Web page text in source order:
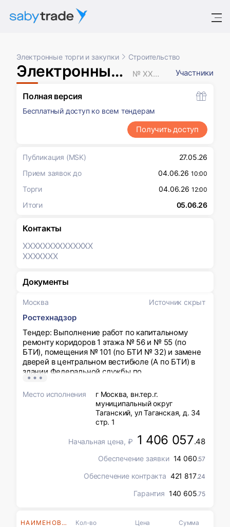
Электронные торги и закупки Строительство
Электронный аукцион № XXXXXXX Участники
Москва Источник скрыт
Ростехнадзор
Тендер: Выполнение работ по капитальному
ремонту коридоров 1 этажа № 56 и № 55 (по
БТИ), помещения № 101 (по БТИ № З2) и замене
дверей в центральном вестибюле (А по БТИ) в
здании Федеральной службы по
экологическому, технологическому и атомному
надзору
Место исполнения
г Москва, вн.тер.г.
муниципальный округ
Таганский, ул Таганская, д. 34
стр. 1
Начальная цена, ₽ 1 406 057.48
Обеспечение заявки 14 060.57
Обеспечение контракта 421 817.24
Гарантия 140 605.75
НАИМЕНОВАНИЯ Кол-во Цена Сумма
Полная версия
Бесплатный доступ ко всем тендерам
Получить доступ
Публикация (MSK)
27.05.26
Прием заявок до
04.06.26 10:00
Торги 04.06.26 12:00
Итоги 05.06.26
Контакты
XXXXXXXXXXXXXX
XXXXXXX
Документы